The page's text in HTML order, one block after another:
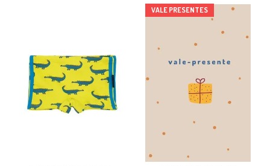
VALE PRESENTES